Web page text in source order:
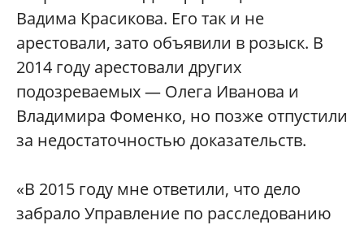
Вадима Красикова. Его так и не
арестовали, зато объявили в розыск. В
2014 году арестовали других
подозреваемых — Олега Иванова и
Владимира Фоменко, но позже отпустили
за недостаточностью доказательств.
«В 2015 году мне ответили, что дело
забрало Управление по расследованию